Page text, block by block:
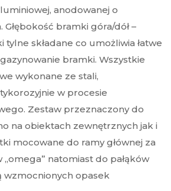
anodowanej o
bramki góra/dół –
tylne składane co umożliwia łatwe
bramki. Wszystkie
wykonane ze stali,
w procesie
Zestaw przeznaczony do
na obiektach zewnętrznych jak i
mocowane do ramy głównej za
natomiast do pałąków
wzmocnionych opasek